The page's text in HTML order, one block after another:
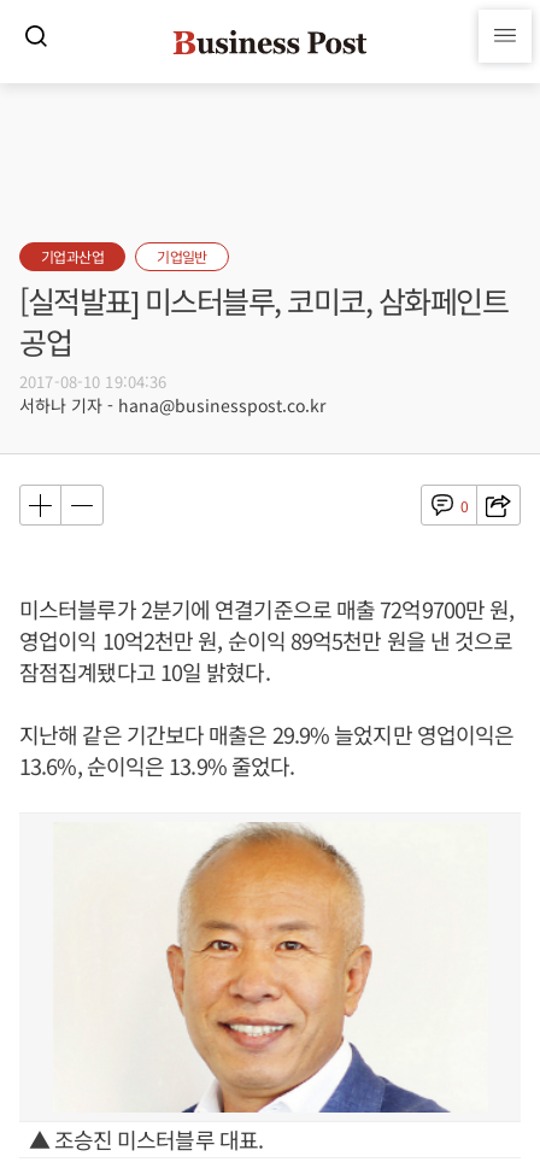
기업과산업 기업일반
[실적발표] 미스터블루, 코미코, 삼화페인트
공업
2017-08-10 19:04:36
서하나 기자 - hana@businesspost.co.kr
0
미스터블루가 2분기에 연결기준으로 매출 72억9700만 원,
영업이익 10억2천만 원, 순이익 89억5천만 원을 낸 것으로
잠점집계됐다고 10일 밝혔다.
지난해 같은 기간보다 매출은 29.9% 늘었지만 영업이익은
13.6%, 순이익은 13.9% 줄었다.
▲ 조승진 미스터블루 대표.